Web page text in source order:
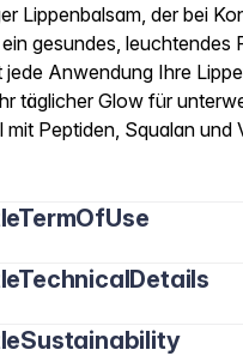
Lippenbalsam, der bei
gesundes, leuchtendes
Anwendung Ihre
täglicher Glow für
Peptiden, Squalan und